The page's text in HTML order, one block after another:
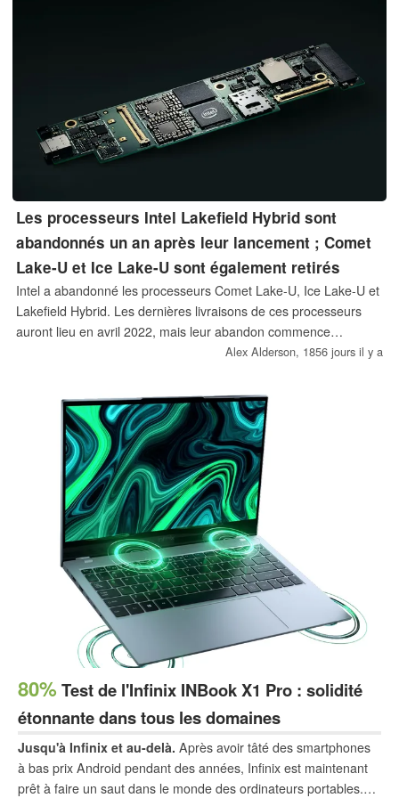
Les processeurs Intel Lakefield Hybrid sont
abandonnés un an après leur lancement ; Comet
Lake-U et Ice Lake-U sont également retirés
Intel a abandonné les processeurs Comet Lake-U, Ice Lake-U et
Lakefield Hybrid. Les dernières livraisons de ces processeurs
auront lieu en avril 2022, mais leur abandon commence
maintenant. Intel n'a lancé ses processeurs Lakefield Hybrid
Alex Alderson, 1856 jours il y a
80% Test de l'Infinix INBook X1 Pro : solidité
étonnante dans tous les domaines
Jusqu'à Infinix et au-delà. Après avoir tâté des smartphones
à bas prix Android pendant des années, Infinix est maintenant
prêt à faire un saut dans le monde des ordinateurs portables.